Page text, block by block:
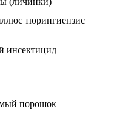
тюрингиензис
инсектицид
порошок